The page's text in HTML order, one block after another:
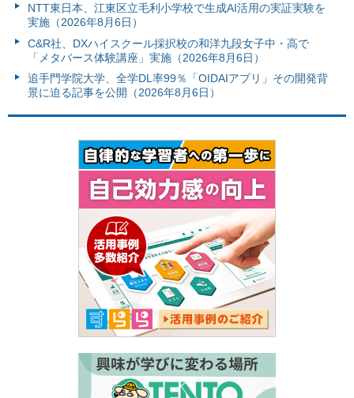
NTT東日本、江東区立毛利小学校で生成AI活用の実証実験を
実施（2026年8月6日）
C&R社、DXハイスクール採択校の和洋九段女子中・高で
「メタバース体験講座」実施（2026年8月6日）
追手門学院大学、全学DL率99％「OIDAIアプリ」その開発背
景に迫る記事を公開（2026年8月6日）